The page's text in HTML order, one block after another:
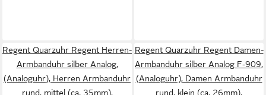
Regent Quarzuhr Regent Herren-
Armbanduhr silber Analog,
(Analoguhr), Herren Armbanduhr
rund, mittel (ca. 35mm),
Regent Quarzuhr Regent Damen-
Armbanduhr silber Analog F-909,
(Analoguhr), Damen Armbanduhr
rund, klein (ca. 26mm),